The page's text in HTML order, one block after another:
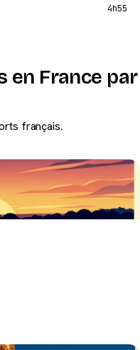
4h55
en France par
français.